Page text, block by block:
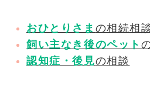
おひとりさま の相続相
飼い主なき後のペット
認知症・後見の相談